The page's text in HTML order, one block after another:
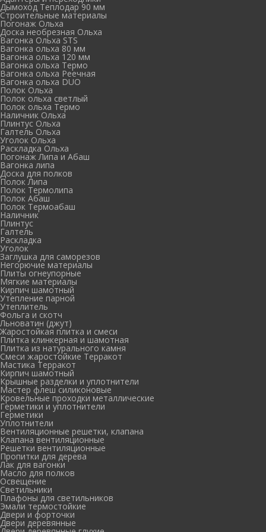
Дымоход Теплодар 90 мм
Cтроительные материалы
Погонаж Ольха
Доска необрезная Ольха
Вагонка Ольха STS
Вагонка ольха 80 мм
Вагонка ольха 120 мм
Вагонка ольха Термо
Вагонка ольха Реечная
Вагонка ольха DUO
Полок Ольха
Полок ольха светлый
Полок ольха Термо
Наличник Ольха
Плинтус Ольха
Галтель Ольха
Уголок Ольха
Раскладка Ольха
Погонаж Липа и Абаш
Вагонка липа
Доска для полков
Полок Липа
Полок Термолипа
Полок Абаш
Полок Термоабаш
Наличник
Плинтус
Галтель
Раскладка
Уголок
Заглушка для саморезов
Негорючие материалы
Плиты огнеупорные
Мягкие материалы
Кирпич шамотный
Утепление парной
Утеплитель
Фольга и скотч
Льноватин (джут)
Жаростойкая плитка и смеси
Плитка клинкерная и шамотная
Плитка из натурального камня
Смеси жаростойкие Терракот
Мастика Терракот
Кирпич шамотный
Крышные разделки и уплотнители
Мастер флеш силиконовые
Кровельные проходки металлические
Герметики и уплотнители
Герметики
Уплотнители
Вентиляционные решетки, клапана
Клапана вентиляционные
Решетки вентиляционные
Пропитки для дерева
Лак для вагонки
Масло для полков
Освещение
Светильники
Плафоны для светильников
Эмали термостойкие
Двери и форточки
Двери деревянные